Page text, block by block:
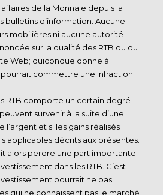
de la Monnaie depuis la
bulletins d’information. Aucune
mobilières ni aucune autorité
sur la qualité des RTB ou du
Web; quiconque donne à
commettre une infraction.
RTB comporte un certain degré
survenir à la suite d’une
l’argent et si les gains réalisés
applicables décrits aux présentes.
alors perdre une part importante
dans les RTB. C’est
pourrait ne pas
qui ne connaissent pas le marché